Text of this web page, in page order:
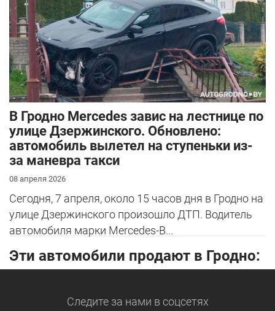
В Гродно Mercedes завис на лестнице по
улице Дзержинского. Обновлено:
автомобиль вылетел на ступеньки из-
за маневра такси
08 апреля 2026
Сегодня, 7 апреля, около 15 часов дня в Гродно на
улице Дзержинского произошло ДТП. Водитель
автомобиля марки Mercedes-B...
Эти автомобили продают в Гродно:
Следите за нами в соцсетях